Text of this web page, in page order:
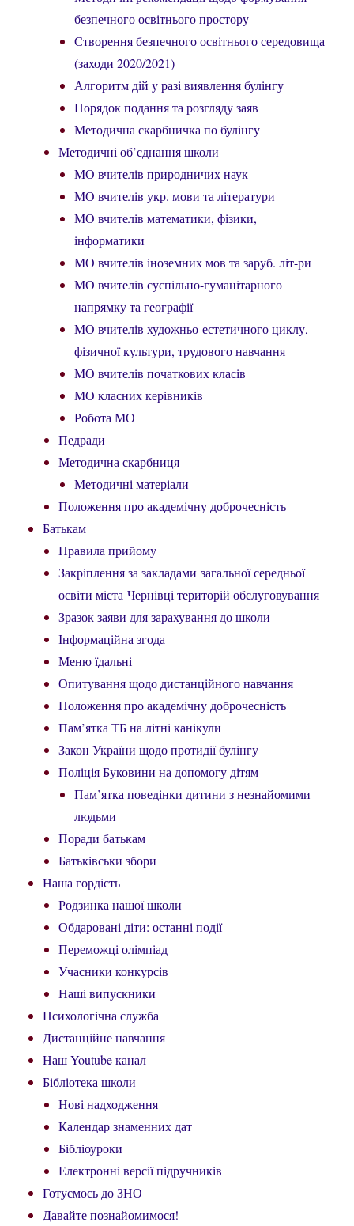
безпечного освітнього простору
Створення безпечного освітнього середовища
(заходи 2020/2021)
Алгоритм дій у разі виявлення булінгу
Порядок подання та розгляду заяв
Методична скарбничка по булінгу
Методичні об’єднання школи
МО вчителів природничих наук
МО вчителів укр. мови та літератури
МО вчителів математики, фізики,
інформатики
МО вчителів іноземних мов та заруб. літ-ри
МО вчителів суспільно-гуманітарного
напрямку та географії
МО вчителів художньо-естетичного циклу,
фізичної культури, трудового навчання
МО вчителів початкових класів
МО класних керівників
Робота МО
Педради
Методична скарбниця
Методичні матеріали
Положення про академічну доброчесність
Батькам
Правила прийому
Закріплення за закладами загальної середньої
освіти міста Чернівці територій обслуговування
Зразок заяви для зарахування до школи
Інформаційна згода
Меню їдальні
Опитування щодо дистанційного навчання
Положення про академічну доброчесність
Пам’ятка ТБ на літні канікули
Закон України щодо протидії булінгу
Поліція Буковини на допомогу дітям
Пам’ятка поведінки дитини з незнайомими
людьми
Поради батькам
Батьківськи збори
Наша гордість
Родзинка нашої школи
Обдаровані діти: останні події
Переможці олімпіад
Учасники конкурсів
Наші випускники
Психологічна служба
Дистанційне навчання
Наш Youtube канал
Бібліотека школи
Нові надходження
Календар знаменних дат
Бібліоуроки
Електронні версії підручників
Готуємось до ЗНО
Давайте познайомимося!